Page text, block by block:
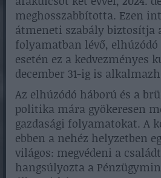
meghosszabbította. Ezen
átmeneti szabály biztosítja
folyamatban lévő, elhúzódó
esetén ez a kedvezményes
december 31-ig is
Az elhúzódó háború és a
politika mára gyökeresen
gazdasági folyamatokat. A
ebben a nehéz helyzetben
világos: megvédeni a
hangsúlyozta a